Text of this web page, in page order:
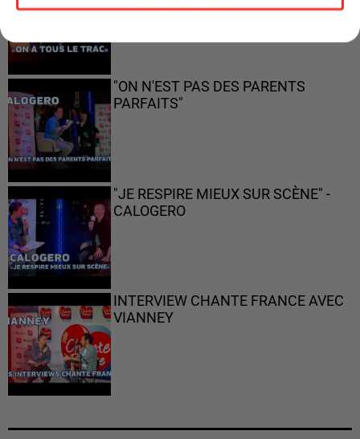
"ON N'EST PAS DES PARENTS
PARFAITS"
"JE RESPIRE MIEUX SUR SCÈNE" -
CALOGERO
INTERVIEW CHANTE FRANCE AVEC
VIANNEY